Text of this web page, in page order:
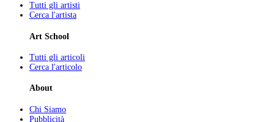
Tutti gli artisti
Cerca l'artista
Art School
Tutti gli articoli
Cerca l'articolo
About
Chi Siamo
Pubblicità